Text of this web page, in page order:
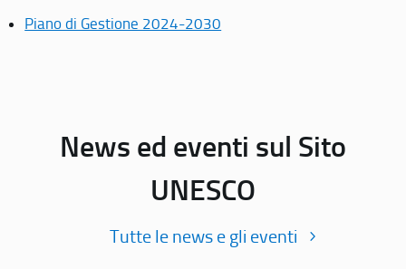
Piano di Gestione 2024-2030
News ed eventi sul Sito
UNESCO
Tutte le news e gli eventi